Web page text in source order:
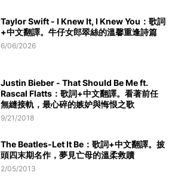
Taylor Swift - I Knew It, I Knew You：歌詞
+中文翻譯。牛仔女郎翠絲的溫馨重逢詩篇
6/06/2026
Justin Bieber - That Should Be Me ft.
Rascal Flatts：歌詞+中文翻譯。看著前任
無縫接軌，最心碎的嫉妒與悔恨之歌
9/21/2018
The Beatles-Let It Be：歌詞+中文翻譯。披
頭四末期名作，夢見亡母的溫柔救贖
2/05/2013